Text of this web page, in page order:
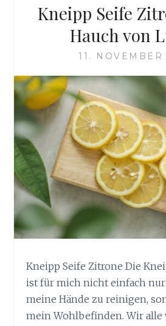
Kneipp Seife
Hauch von
11. NOVEMBER
Kneipp Seife Zitrone Die
ist für mich nicht einfach
meine Hände zu reinigen,
mein Wohlbefinden. Wir alle